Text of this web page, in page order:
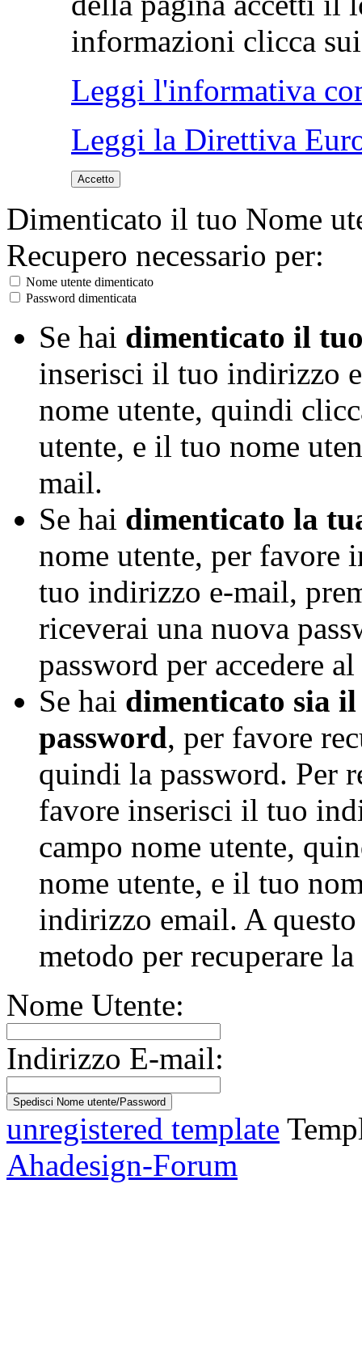
informazioni clicca
Leggi l'informativa
Leggi la Direttiva
Accetto
Dimenticato il tuo Nome
Recupero necessario per:
Nome utente dimenticato
Password dimenticata
Se hai dimenticato il
inserisci il tuo indirizzo
nome utente, quindi
utente, e il tuo nome
mail.
Se hai dimenticato la
nome utente, per favore
tuo indirizzo e-mail,
riceverai una nuova
password per accedere
Se hai dimenticato sia
password, per favore
quindi la password. Per
favore inserisci il tuo
campo nome utente,
nome utente, e il tuo
indirizzo email. A
metodo per recuperare
Nome Utente:
Indirizzo E-mail:
unregistered template
Ahadesign-Forum